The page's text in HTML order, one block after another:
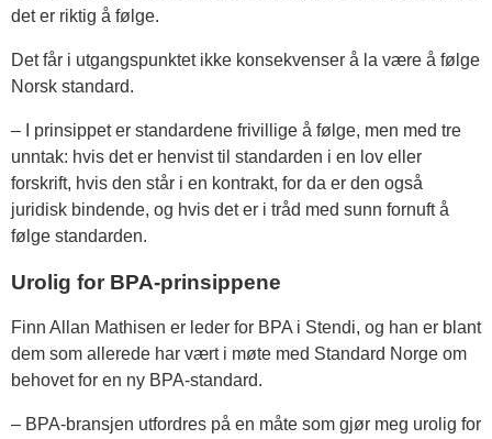
det er riktig å følge.
Det får i utgangspunktet ikke konsekvenser å la være å følge
Norsk standard.
– I prinsippet er standardene frivillige å følge, men med tre
unntak: hvis det er henvist til standarden i en lov eller
forskrift, hvis den står i en kontrakt, for da er den også
juridisk bindende, og hvis det er i tråd med sunn fornuft å
følge standarden.
Urolig for BPA-prinsippene
Finn Allan Mathisen er leder for BPA i Stendi, og han er blant
dem som allerede har vært i møte med Standard Norge om
behovet for en ny BPA-standard.
– BPA-bransjen utfordres på en måte som gjør meg urolig for